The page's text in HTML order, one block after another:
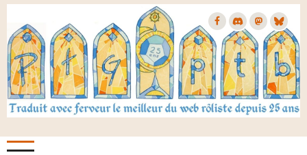
Aller
contenu
principal